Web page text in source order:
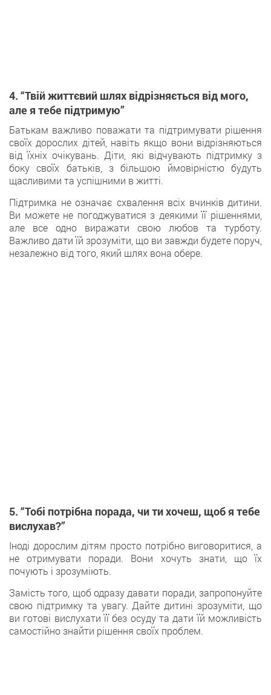
4. “Твій життєвий шлях відрізняється від мого,
але я тебе підтримую”
Батькам важливо поважати та підтримувати рішення
своїх дорослих дітей, навіть якщо вони відрізняються
від їхніх очікувань. Діти, які відчувають підтримку з
боку своїх батьків, з більшою ймовірністю будуть
щасливими та успішними в житті.
Підтримка не означає схвалення всіх вчинків дитини.
Ви можете не погоджуватися з деякими її рішеннями,
але все одно виражати свою любов та турботу.
Важливо дати їй зрозуміти, що ви завжди будете поруч,
незалежно від того, який шлях вона обере.
5. “Тобі потрібна порада, чи ти хочеш, щоб я тебе
вислухав?”
Іноді дорослим дітям просто потрібно виговоритися, а
не отримувати поради. Вони хочуть знати, що їх
почують і зрозуміють.
Замість того, щоб одразу давати поради, запропонуйте
свою підтримку та увагу. Дайте дитині зрозуміти, що
ви готові вислухати її без осуду та дати їй можливість
самостійно знайти рішення своїх проблем.